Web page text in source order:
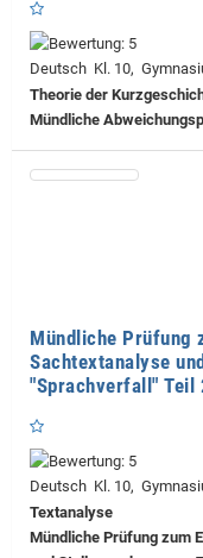
Deutsch Kl. 10,
Theorie der
Mündliche
Mündliche Prüfung
Sachtextanalyse
"Sprachverfall" Teil
Deutsch Kl. 10,
Textanalyse
Mündliche Prüfung zum